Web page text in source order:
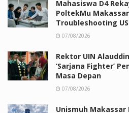
Mahasiswa D4
PoltekMu
Troubleshooting
07/08/2026
Rektor UIN
‘Sarjana Fighter’
Masa Depan
07/08/2026
Unismuh